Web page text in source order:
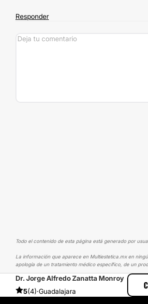
Responder
Todo el contenido de esta página está generado por
La información que aparece en Multiestetica.mx en
apología de un tratamiento médico específico, de un
Dr. Jorge Alfredo Zanatta Monroy
5(4)·Guadalajara
MULTIESTETICA EXPERIENCIAS